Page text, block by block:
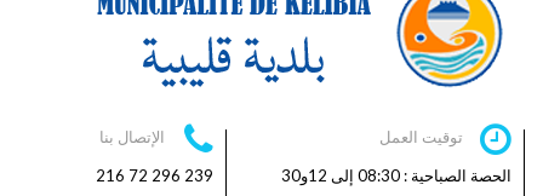
توقيت العمل
الحصة الصباحية : 08:30 إلى 12و30
الإتصال بنا
239 296 72 216